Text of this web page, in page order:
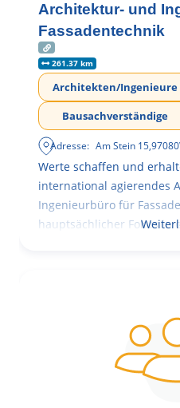
Architektur- und
Fassadentechnik
261.37 km
Architekten/Ingenieure
Bausachverständige
Adresse: Am Stein 15,97080
Werte schaffen und
international agierendes
Ingenieurbüro für
hauptsächlicher Fokus in